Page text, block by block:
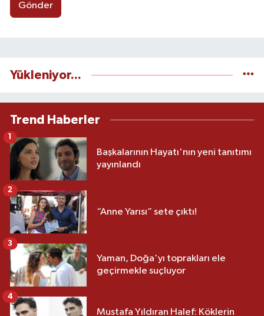
Gönder
Yükleniyor...
Trend Haberler
Başkalarının Hayatı'nın yeni tanıtımı
yayınlandı
1
“Anne Yarısı” sete çıktı!
2
Yaman, Doğa'yı toprakları ele
geçirmekle suçluyor
3
Mustafa Yıldıran Halef: Köklerin
4